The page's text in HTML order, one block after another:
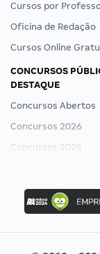
Cursos por
Oficina de Redação
Cursos Online
CONCURSOS
DESTAQUE
Concursos Abertos
Concursos 2026
Concursos 2025
Concurso Ibama
Concurso MPU
Editais publicados